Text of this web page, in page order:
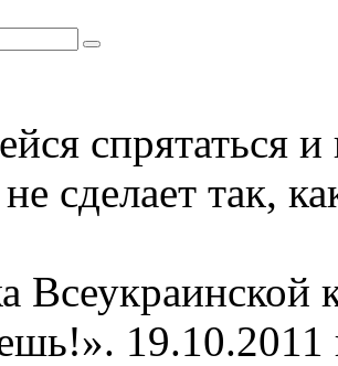
спрятаться
сделает так,
Всеукраинской
19.10.2011